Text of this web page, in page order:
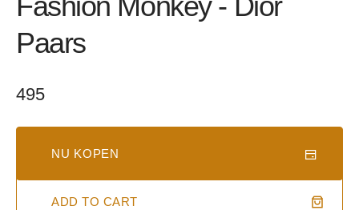
Paars
Regular
495
NU KOPEN
ADD TO CART